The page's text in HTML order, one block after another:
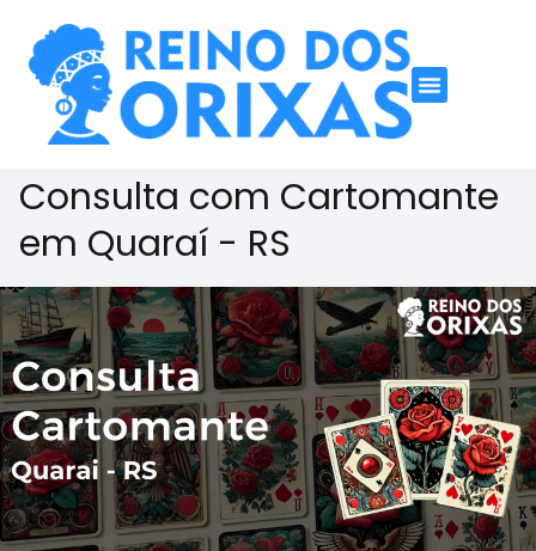
Consulta com Cartomante
em Quaraí - RS